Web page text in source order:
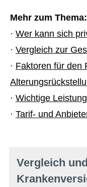
Mehr zum Thema:
· Wer kann sich
· Vergleich zur
· Faktoren für den
· Wichtige
· Tarif- und
Vergleich